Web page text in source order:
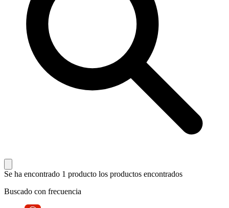
Se ha encontrado 1 producto los productos encontrados
Buscado con frecuencia